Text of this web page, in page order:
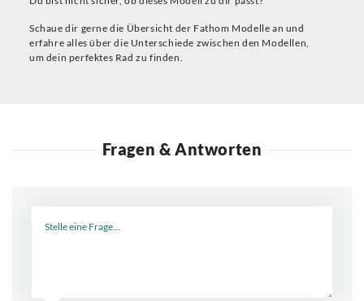
Schaue dir gerne die Übersicht der Fathom Modelle an und
erfahre alles über die Unterschiede zwischen den Modellen,
um dein perfektes Rad zu finden.
Fragen & Antworten